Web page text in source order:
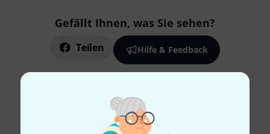
Gefällt Ihnen, was Sie sehen?
Teilen Hilfe & Feedback